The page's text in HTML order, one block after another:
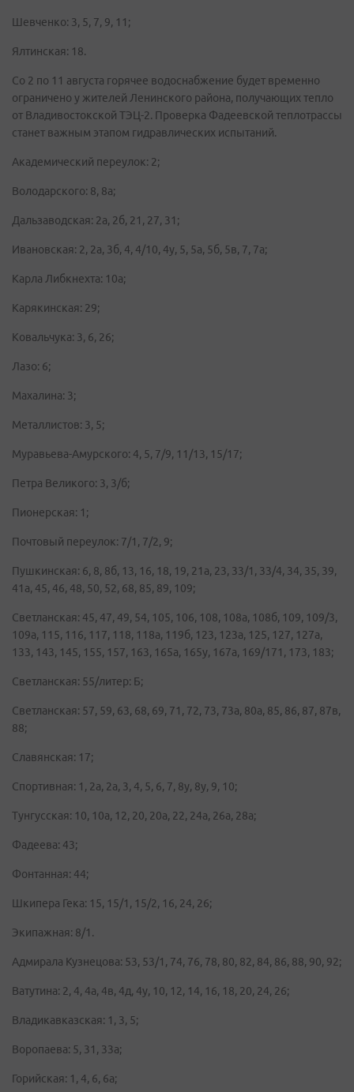
Шевченко: 3, 5, 7, 9, 11;
Ялтинская: 18.
Со 2 по 11 августа горячее водоснабжение будет временно
ограничено у жителей Ленинского района, получающих тепло
от Владивостокской ТЭЦ-2. Проверка Фадеевской теплотрассы
станет важным этапом гидравлических испытаний.
Академический переулок: 2;
Володарского: 8, 8а;
Дальзаводская: 2а, 2б, 21, 27, 31;
Ивановская: 2, 2а, 3б, 4, 4/10, 4у, 5, 5а, 5б, 5в, 7, 7а;
Карла Либкнехта: 10а;
Карякинская: 29;
Ковальчука: 3, 6, 26;
Лазо: 6;
Махалина: 3;
Металлистов: 3, 5;
Муравьева-Амурского: 4, 5, 7/9, 11/13, 15/17;
Петра Великого: 3, 3/б;
Пионерская: 1;
Почтовый переулок: 7/1, 7/2, 9;
Пушкинская: 6, 8, 8б, 13, 16, 18, 19, 21а, 23, 33/1, 33/4, 34, 35, 39,
41а, 45, 46, 48, 50, 52, 68, 85, 89, 109;
Светланская: 45, 47, 49, 54, 105, 106, 108, 108а, 108б, 109, 109/3,
109а, 115, 116, 117, 118, 118а, 119б, 123, 123а, 125, 127, 127а,
133, 143, 145, 155, 157, 163, 165а, 165у, 167а, 169/171, 173, 183;
Светланская: 55/литер: Б;
Светланская: 57, 59, 63, 68, 69, 71, 72, 73, 73а, 80а, 85, 86, 87, 87в,
88;
Славянская: 17;
Спортивная: 1, 2а, 2а, 3, 4, 5, 6, 7, 8у, 8у, 9, 10;
Тунгусская: 10, 10а, 12, 20, 20а, 22, 24а, 26а, 28а;
Фадеева: 43;
Фонтанная: 44;
Шкипера Гека: 15, 15/1, 15/2, 16, 24, 26;
Экипажная: 8/1.
Адмирала Кузнецова: 53, 53/1, 74, 76, 78, 80, 82, 84, 86, 88, 90, 92;
Ватутина: 2, 4, 4а, 4в, 4д, 4у, 10, 12, 14, 16, 18, 20, 24, 26;
Владикавказская: 1, 3, 5;
Воропаева: 5, 31, 33а;
Горийская: 1, 4, 6, 6а;